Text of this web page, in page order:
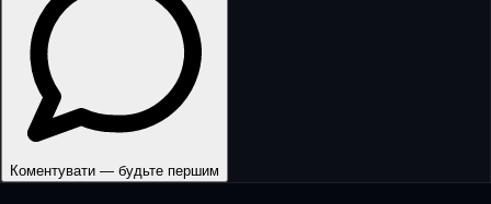
Коментувати — будьте першим